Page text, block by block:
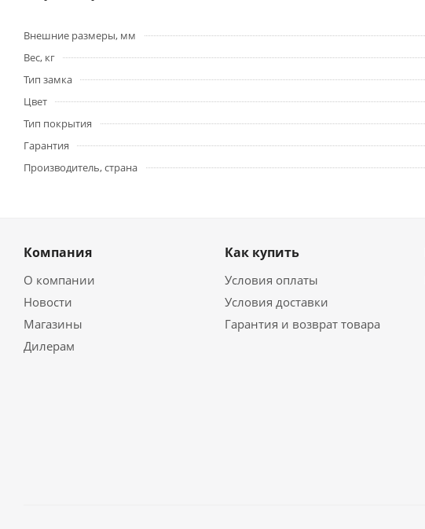
Внешние размеры, мм
Вес, кг
Тип замка
Цвет
Тип покрытия
Гарантия
Производитель, страна
Компания
О компании
Новости
Магазины
Дилерам
Как купить
Условия оплаты
Условия доставки
Гарантия и возврат товара